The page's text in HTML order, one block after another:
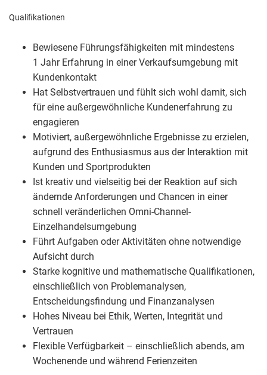
Qualifikationen
Bewiesene Führungsfähigkeiten mit mindestens
1 Jahr Erfahrung in einer Verkaufsumgebung mit
Kundenkontakt
Hat Selbstvertrauen und fühlt sich wohl damit, sich
für eine außergewöhnliche Kundenerfahrung zu
engagieren
Motiviert, außergewöhnliche Ergebnisse zu erzielen,
aufgrund des Enthusiasmus aus der Interaktion mit
Kunden und Sportprodukten
Ist kreativ und vielseitig bei der Reaktion auf sich
ändernde Anforderungen und Chancen in einer
schnell veränderlichen Omni-Channel-
Einzelhandelsumgebung
Führt Aufgaben oder Aktivitäten ohne notwendige
Aufsicht durch
Starke kognitive und mathematische Qualifikationen,
einschließlich von Problemanalysen,
Entscheidungsfindung und Finanzanalysen
Hohes Niveau bei Ethik, Werten, Integrität und
Vertrauen
Flexible Verfügbarkeit – einschließlich abends, am
Wochenende und während Ferienzeiten